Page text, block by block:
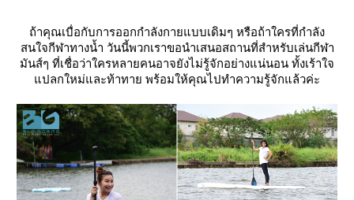
ถ้าคุณเบื่อกับการออกกำลังกายแบบเดิมๆ หรือถ้าใครที่กำลัง
สนใจกีฬาทางน้ำ วันนี้พวกเราขอนำเสนอสถานที่สำหรับเล่นกีฬา
มันส์ๆ ที่เชื่อว่าใครหลายคนอาจยังไม่รู้จักอย่างแน่นอน ทั้งเร้าใจ
ปลกใหม่และท้าทาย พร้อมให้คุณไปทำความรู้จักแล้วค่ะ